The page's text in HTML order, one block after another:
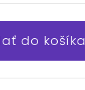
do košíka